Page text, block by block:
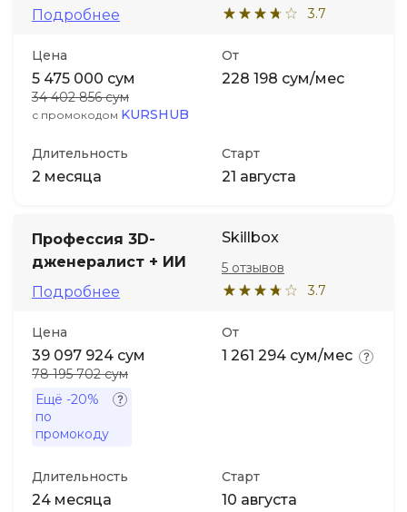
Подробнее
3.7
Цена
5 475 000 сум
34 402 856 сум
с промокодом KURSHUB
От
228 198 сум/мес
Длительность
2 месяца
Старт
21 августа
Профессия 3D-
дженералист + ИИ
Подробнее
Skillbox
3.7
5 отзывов
Цена
39 097 924 сум
78 195 702 сум
Ещё -20%
по
промокоду
От
1 261 294 сум/мес
Длительность
24 месяца
Старт
10 августа